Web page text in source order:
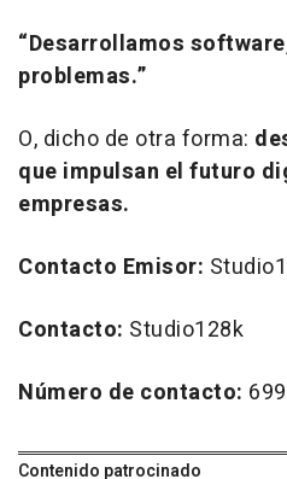
“Desarrollamos
problemas.”
O, dicho de otra forma:
que impulsan el futuro
empresas.
Contacto Emisor:
Contacto: Studio128k
Número de contacto:
Contenido patrocinado